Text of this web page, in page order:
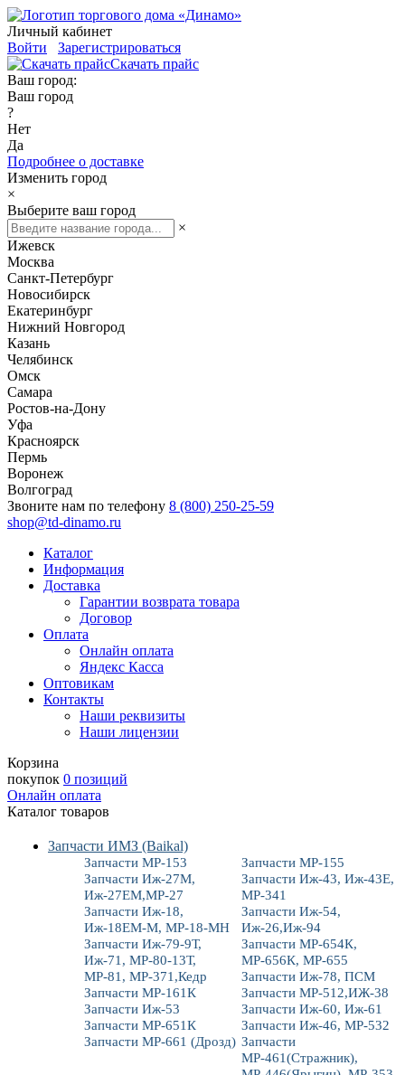
Личный кабинет
Войти
Зарегистрироваться
Скачать прайс
Ваш город:
Ваш город
?
Нет
Да
Подробнее о доставке
Изменить город
×
Выберите ваш город
×
Ижевск
Москва
Санкт-Петербург
Новосибирск
Екатеринбург
Нижний Новгород
Казань
Челябинск
Омск
Самара
Ростов-на-Дону
Уфа
Красноярск
Пермь
Воронеж
Волгоград
Звоните нам по телефону 8 (800) 250-25-59
shop@td-dinamo.ru
Каталог
Информация
Доставка
Гарантии возврата товара
Договор
Оплата
Онлайн оплата
Яндекс Касса
Оптовикам
Контакты
Наши реквизиты
Наши лицензии
Корзина
покупок 0 позиций
Онлайн оплата
Каталог товаров
Запчасти ИМЗ (Baikal)
Запчасти МР-153
Запчасти МР-155
Запчасти Иж-27М,
Иж-27ЕМ,МР-27
Запчасти Иж-43, Иж-43Е,
МР-341
Запчасти Иж-18,
Иж-18ЕМ-М, МР-18-МН
Запчасти Иж-54,
Иж-26,Иж-94
Запчасти Иж-79-9Т,
Иж-71, МР-80-13Т,
МР-81, МР-371,Кедр
Запчасти МР-654К,
МР-656К, МР-655
Запчасти Иж-78, ПСМ
Запчасти МР-161К
Запчасти МР-512,ИЖ-38
Запчасти Иж-53
Запчасти Иж-60, Иж-61
Запчасти МР-651К
Запчасти Иж-46, МР-532
Запчасти МР-661 (Дрозд) Запчасти
МР-461(Стражник),